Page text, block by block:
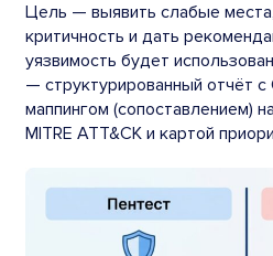
Цель — выявить слабые
критичность и дать
уязвимость будет
— структурированный отчёт с
маппингом (сопоставлением)
MITRE ATT&CK и картой